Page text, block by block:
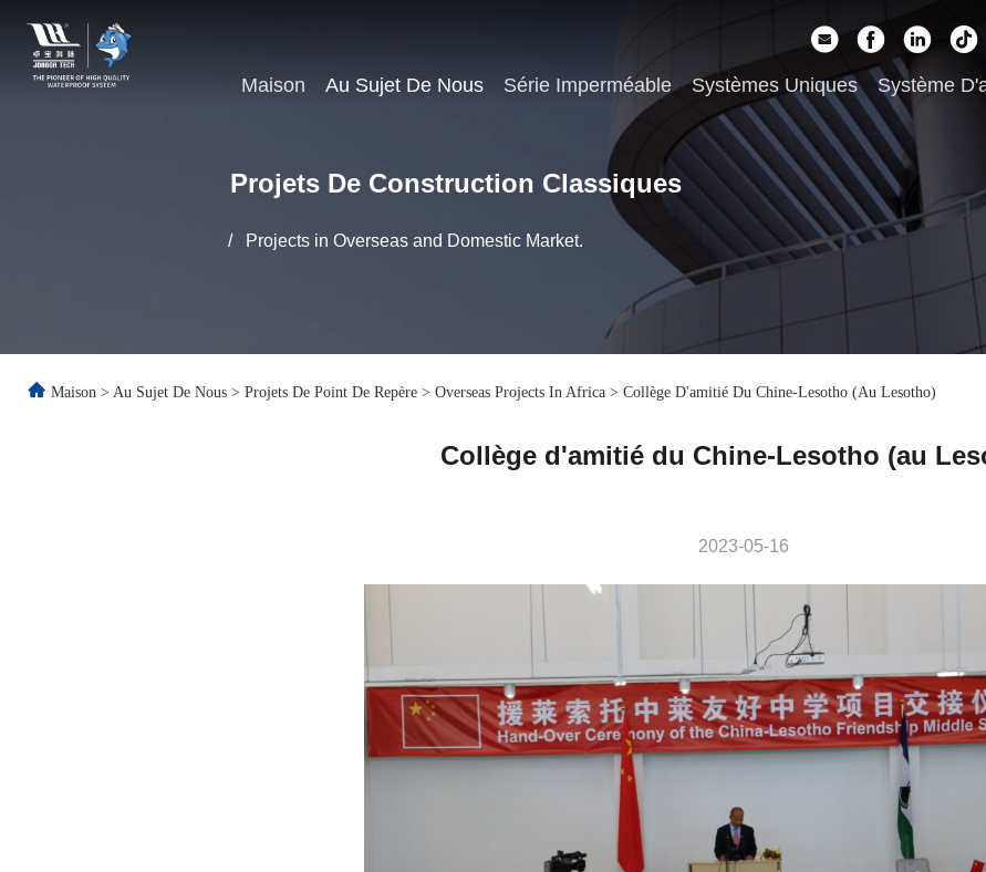
Maison Au Sujet De Nous Série Imperméable Systèmes Uniques Système
Projets De Construction Classiques
/ Projects in Overseas and Domestic Market.
Maison > Au Sujet De Nous > Projets De Point De Repère > Overseas Projects In Africa > Collège D'amitié Du Chine-Lesotho (au Lesotho)
Collège d'amitié du Chine-Lesotho (au
2023-05-16